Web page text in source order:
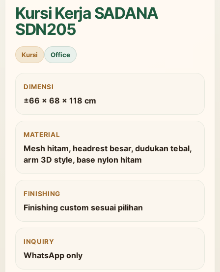
Kursi Kerja SADANA
SDN205
Kursi Office
DIMENSI
±66 x 68 x 118 cm
MATERIAL
Mesh hitam, headrest besar, dudukan tebal,
arm 3D style, base nylon hitam
FINISHING
Finishing custom sesuai pilihan
INQUIRY
WhatsApp only